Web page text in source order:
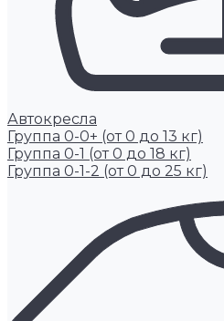
Автокресла
Группа 0-0+ (от 0 до 13 кг)
Группа 0-1 (от 0 до 18 кг)
Группа 0-1-2 (от 0 до 25 кг)